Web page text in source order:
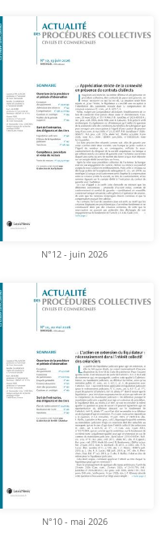
N°12 - juin 2026
N°10 - mai 2026